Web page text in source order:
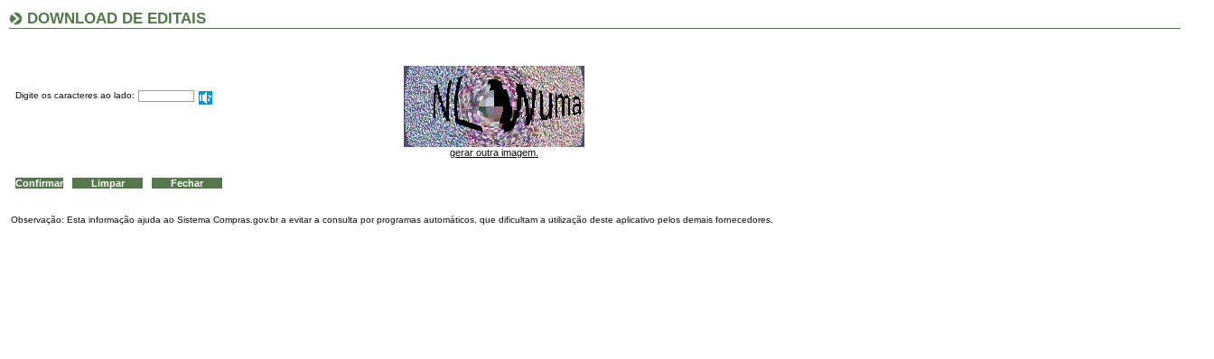
DOWNLOAD DE EDITAIS
Digite os caracteres ao lado:
gerar outra imagem.
Observação: Esta informação ajuda ao Sistema Compras.gov.br a evitar a consulta por programas automáticos, que dificultam a utilização deste aplicativo pelos demais fornecedores.